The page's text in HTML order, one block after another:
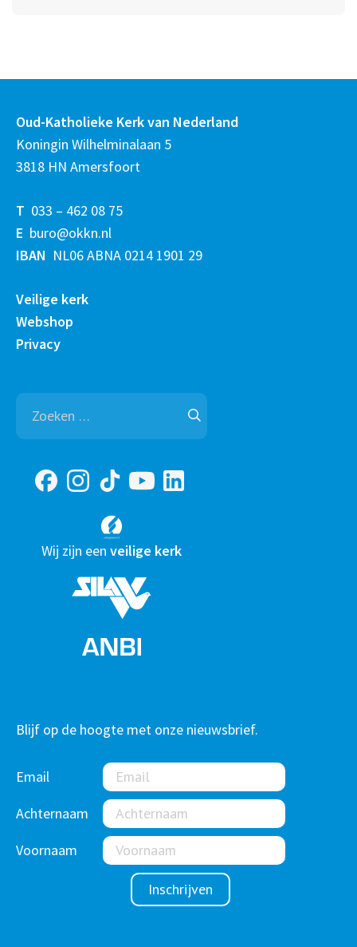
Oud-Katholieke Kerk van Nederland
Koningin Wilhelminalaan 5
3818 HN Amersfoort
T 033 – 462 08 75
E buro@okkn.nl
IBAN NL06 ABNA 0214 1901 29
Veilige kerk
Webshop
Privacy
Zoeken
naar:
Wij zijn een veilige kerk
Blijf op de hoogte met onze nieuwsbrief.
Email
Achternaam
Voornaam
Inschrijven